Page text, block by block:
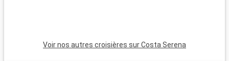
Voir nos autres croisières sur Costa Serena